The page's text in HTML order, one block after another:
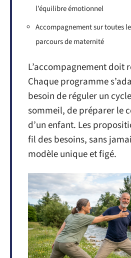
l’équilibre émotionnel
Accompagnement sur toutes
parcours de maternité
L’accompagnement doit
Chaque programme
besoin de réguler un
sommeil, de préparer le
d’un enfant. Les
fil des besoins, sans
modèle unique et figé.